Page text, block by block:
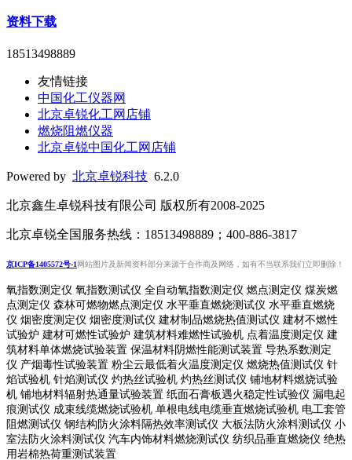
资料下载
18513498889
友情链接
中国化工仪器网
北京卓锐化工网店铺
燃烧阻燃仪器
北京卓锐中国化工网店铺
Powered by 北京卓锐科技 6.2.0
北京鑫生卓锐科技有限公司 版权所有2008-2025
北京卓锐全国服务热线：18513498889；400-886-3817
京ICP备1405572号-1网站图片及新闻资料部分来源于合作商及网络，如有不当联系我们立即删除！
氧指数测定仪 氧指数测试仪 全自动氧指数测定仪 燃点测定仪 煤炭燃
点测定仪 森林可燃物燃点测定仪 水平垂直燃烧测试仪 水平垂直燃烧
仪 烟密度测定仪 烟密度测试仪 建材制品燃烧热值测试仪 建材不燃性
试验炉 建材可燃性试验炉 建筑材料难燃性试验机 点着温度测定仪 建
筑材料单体燃烧试验装置 保温材料阴燃性能测试装置 导热系数测定
仪 产烟毒性试验装置 粉尘云最低着火温度测定仪 燃烧热值测试仪 针
焰试验机 针焰测试仪 灼热丝试验机 灼热丝测试仪 铺地材料燃烧试验
机 铺地材料辐射热通量试验装置 纸面石膏板遇火稳定性试验仪 漏电起
痕测试仪 成束线缆燃烧试验机 单根电线电缆垂直燃烧试验机 电工套管
阻燃测试仪 钢结构防火涂料隔热效率测试仪 大板法防火涂料测试仪 小
室法防火涂料测试仪 汽车内饰材料燃烧测试仪 纺织品垂直燃烧仪 绝热
用岩棉热荷重测 试装置